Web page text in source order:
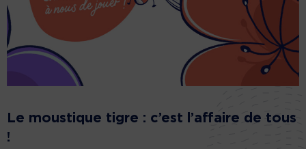
Le moustique tigre : c’est l’affaire de tous
!